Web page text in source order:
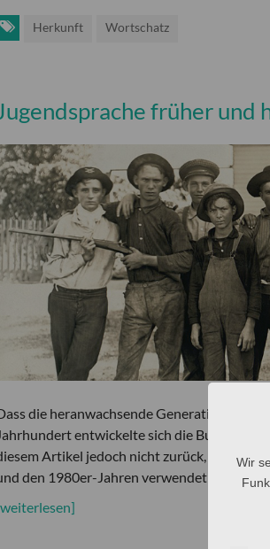
Herkunft Wortschatz
früher und
die heranwachsende Generation
entwickelte sich die
Artikel jedoch nicht zurück, sondern
den 1980er-Jahren verwendet hat.
Wir